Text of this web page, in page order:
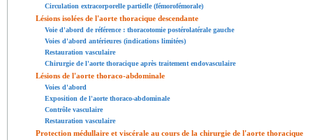
Circulation extracorporelle partielle (fémorofémorale)
Lésions isolées de l'aorte thoracique descendante
Voie d'abord de référence : thoracotomie postérolatérale gauche
Voies d'abord antérieures (indications limitées)
Restauration vasculaire
Chirurgie de l'aorte thoracique après traitement endovasculaire
Lésions de l'aorte thoraco-abdominale
Voies d'abord
Exposition de l'aorte thoraco-abdominale
Contrôle vasculaire
Restauration vasculaire
Protection médullaire et viscérale au cours de la chirurgie de l'aorte thoracique